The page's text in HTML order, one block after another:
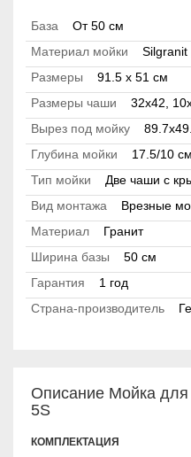
База
От 50 см
Материал мойки
Silgranit
Размеры
91.5 x 51 см
Размеры чаши
32х42,
Вырез под мойку
Глубина мойки
17.5/10 см
Тип мойки
Две чаши с
Вид монтажа
Врезные
Материал
Гранит
Ширина базы
50 см
Гарантия
1 год
Страна-производитель
Описание Мойка для
5S
КОМПЛЕКТАЦИЯ